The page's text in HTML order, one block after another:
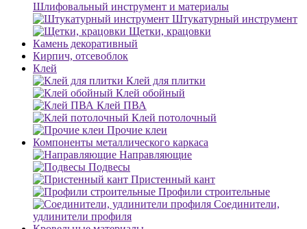
Шлифовальный инструмент и материалы
Штукатурный инструмент
Щетки, крацовки
Камень декоративный
Кирпич, отсевоблок
Клей
Клей для плитки
Клей обойный
Клей ПВА
Клей потолочный
Прочие клеи
Компоненты металлического каркаса
Направляющие
Подвесы
Пристенный кант
Профили строительные
Соединители,
удлинители профиля